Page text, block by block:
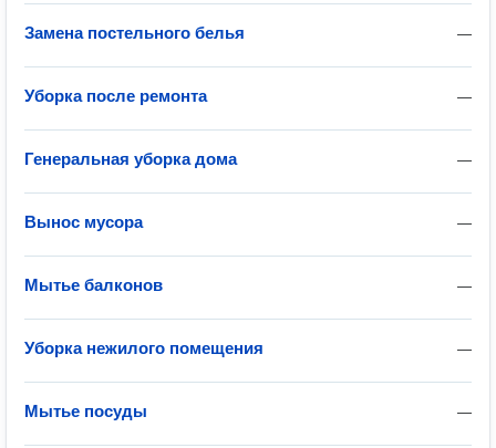
—
Замена постельного белья
—
Уборка после ремонта
—
Генеральная уборка дома
—
Вынос мусора
—
Мытье балконов
—
Уборка нежилого помещения
—
Мытье посуды